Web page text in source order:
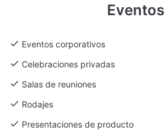
Eventos
Eventos corporativos
Celebraciones privadas
Salas de reuniones
Rodajes
Presentaciones de producto